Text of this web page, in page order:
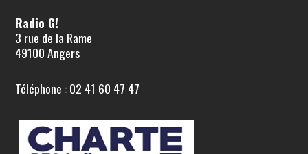
Radio G!
3 rue de la Rame
49100 Angers
Téléphone : 02 41 60 47 47